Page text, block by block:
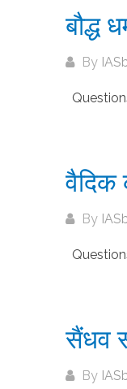
बौद्ध
By
वैदिक
By
सैंधव
By